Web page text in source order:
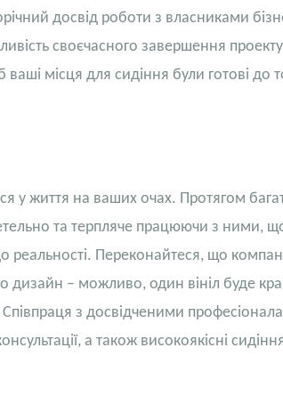
досвід роботи з власниками
своєчасного завершення
місця для сидіння були готові до
у життя на ваших очах. Протягом
та терпляче працюючи з ними,
реальності. Переконайтеся, що
дизайн – можливо, один вініл буде
з досвідченими
а також високоякісні